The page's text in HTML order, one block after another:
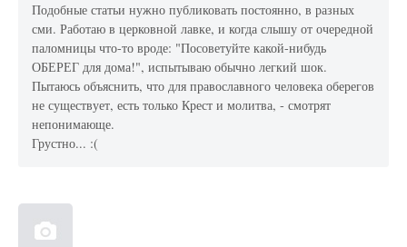
Подобные статьи нужно публиковать постоянно, в разных
сми. Работаю в церковной лавке, и когда слышу от очередной
паломницы что-то вроде: "Посоветуйте какой-нибудь
ОБЕРЕГ для дома!", испытываю обычно легкий шок.
Пытаюсь объяснить, что для православного человека оберегов
не существует, есть только Крест и молитва, - смотрят
непонимающе.
Грустно... :(